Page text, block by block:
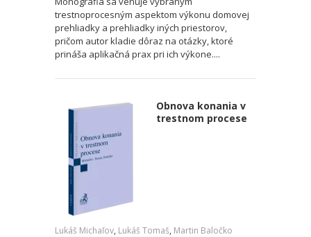
trestnoprocesným aspektom výkonu domovej
prehliadky a prehliadky iných priestorov,
pričom autor kladie dôraz na otázky, ktoré
prináša aplikačná prax pri ich výkone....
Obnova konania v
trestnom procese
Lukáš Michaľov, Lukáš Tomaš, Martin Baločko